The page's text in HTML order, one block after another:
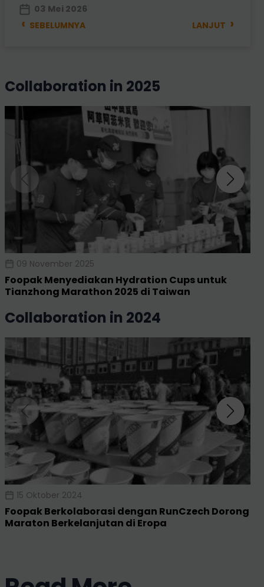
03 Mei 2026
‹ SEBELUMNYA LANJUT ›
collaboration in 2025
09 November 2025
Foopak Menyediakan Hydration Cups untuk
Tianzhong Marathon 2025 di Taiwan
collaboration in 2024
15 Oktober 2024
Foopak Berkolaborasi dengan RunCzech Dorong
Maraton Berkelanjutan di Eropa